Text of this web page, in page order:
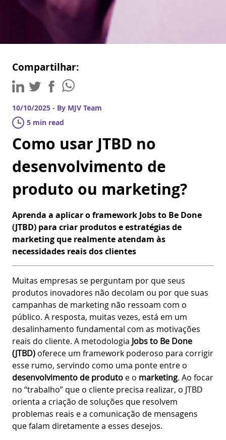
Compartilhar:
10/10/2025 - By MJV Team
5 min read
Como usar JTBD no
desenvolvimento de
produto ou marketing?
Aprenda a aplicar o framework Jobs to Be Done
(JTBD) para criar produtos e estratégias de
marketing que realmente atendam às
necessidades reais dos clientes
Muitas empresas se perguntam por que seus
produtos inovadores não decolam ou por que suas
campanhas de marketing não ressoam com o
público. A resposta, muitas vezes, está em um
desalinhamento fundamental com as motivações
reais do cliente. A metodologia Jobs to Be Done
(JTBD) oferece um framework poderoso para corrigir
esse rumo, servindo como uma ponte entre o
desenvolvimento de produto e o marketing. Ao focar
no “trabalho” que o cliente precisa realizar, o JTBD
orienta a criação de soluções que resolvem
problemas reais e a comunicação de mensagens
que falam diretamente a esses desejos.